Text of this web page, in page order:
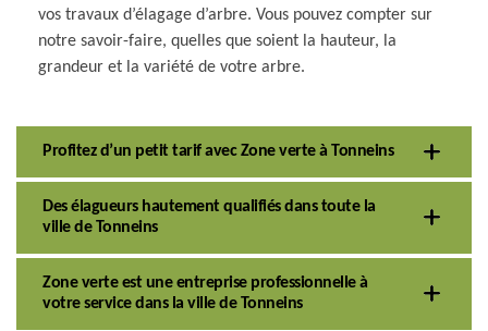
vos travaux d’élagage d’arbre. Vous pouvez compter sur
notre savoir-faire, quelles que soient la hauteur, la
grandeur et la variété de votre arbre.
Profitez d’un petit tarif avec Zone verte à Tonneins
Des élagueurs hautement qualifiés dans toute la
ville de Tonneins
Zone verte est une entreprise professionnelle à
votre service dans la ville de Tonneins